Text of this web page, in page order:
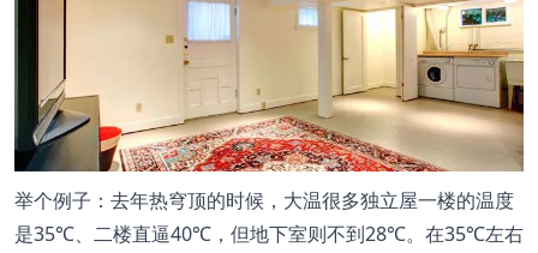
举个例子：去年热穹顶的时候，大温很多独立屋一楼的温度
是35℃、二楼直逼40℃，但地下室则不到28℃。在35℃左右